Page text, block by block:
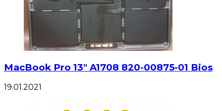
MacBook Pro 13″ A1708 820-00875-01 Bios
19.01.2021